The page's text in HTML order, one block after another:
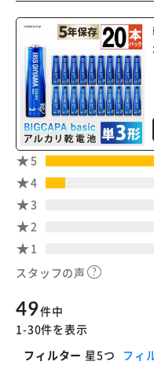
5
4
3
2
1
スタッフの声
49件中
1-30件を表示
フィルター 星5つ フィ
※ご確認ください
カートに入れる